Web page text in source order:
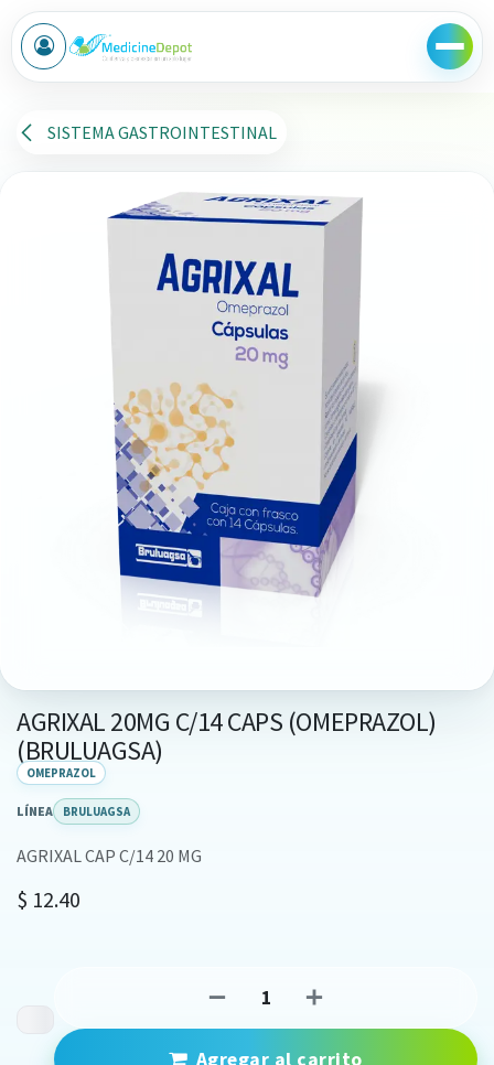
Ir al contenido
SISTEMA GASTROINTESTINAL
AGRIXAL 20MG C/14 CAPS (OMEPRAZOL)
(BRULUAGSA)
OMEPRAZOL
LÍNEA BRULUAGSA
AGRIXAL CAP C/14 20 MG
$ 12.40
Agregar al carrito